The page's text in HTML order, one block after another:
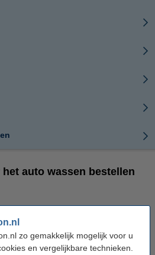
zo gemakkelijk mogelijk voor u
en vergelijkbare technieken.
auto wassen bestellen